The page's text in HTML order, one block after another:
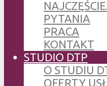
PYTANIA
PRACA
KONTAKT
STUDIO DTP
O STUDIU
OFERTY